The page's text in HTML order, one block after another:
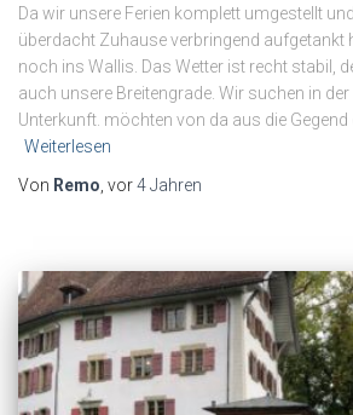
Da wir unsere Ferien komplett umgestellt
überdacht Zuhause verbringend aufgetankt
noch ins Wallis. Das Wetter ist recht stabil,
auch unsere Breitengrade. Wir suchen in
Unterkunft. möchten von da aus die
Weiterlesen
Von Remo , vor4 Jahren